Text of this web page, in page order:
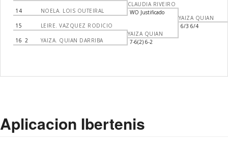
14 NOELA. LOIS OUTEIRAL
15 LEIRE. VAZQUEZ RODICIO
16 2 YAIZA. QUIAN DARRIBA
CLAUDIA RIVEIRO
WO Justificado
YAIZA QUIAN
7-6(2) 6-2
YAIZA QUIAN
6/3 6/4
Aplicacion Ibertenis